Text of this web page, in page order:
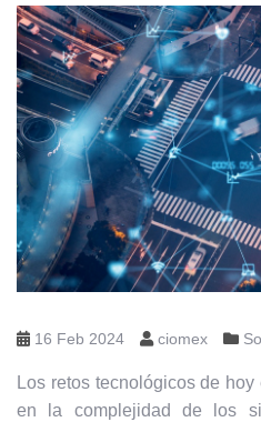
16 Feb 2024 ciomex
Los retos tecnológicos de
en la complejidad de los